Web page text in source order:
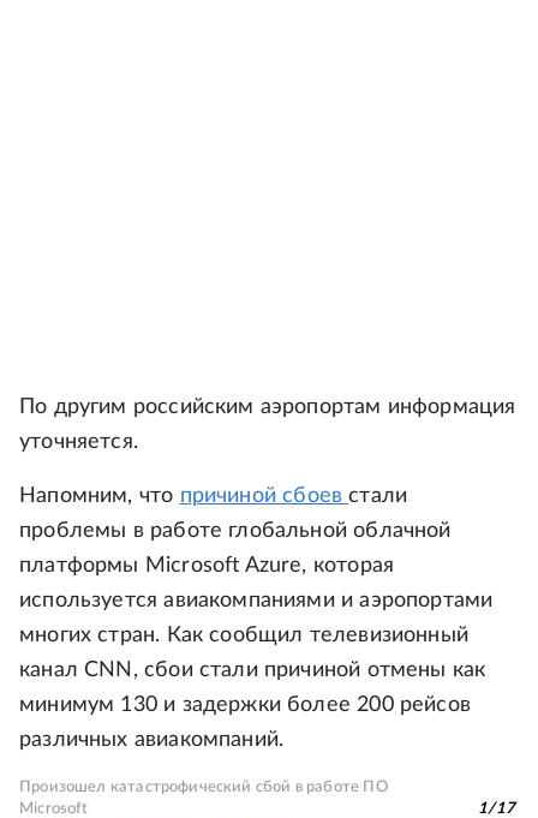
По другим российским аэропортам информация
уточняется.
Напомним, что причиной сбоевстали
проблемы в работе глобальной облачной
платформы Microsoft Azure, которая
используется авиакомпаниями и аэропортами
многих стран. Как сообщил телевизионный
канал СNN, сбои стали причиной отмены как
минимум 130 и задержки более 200 рейсов
различных авиакомпаний.
Произошел катастрофический сбой в работе ПО
Microsoft
1/17